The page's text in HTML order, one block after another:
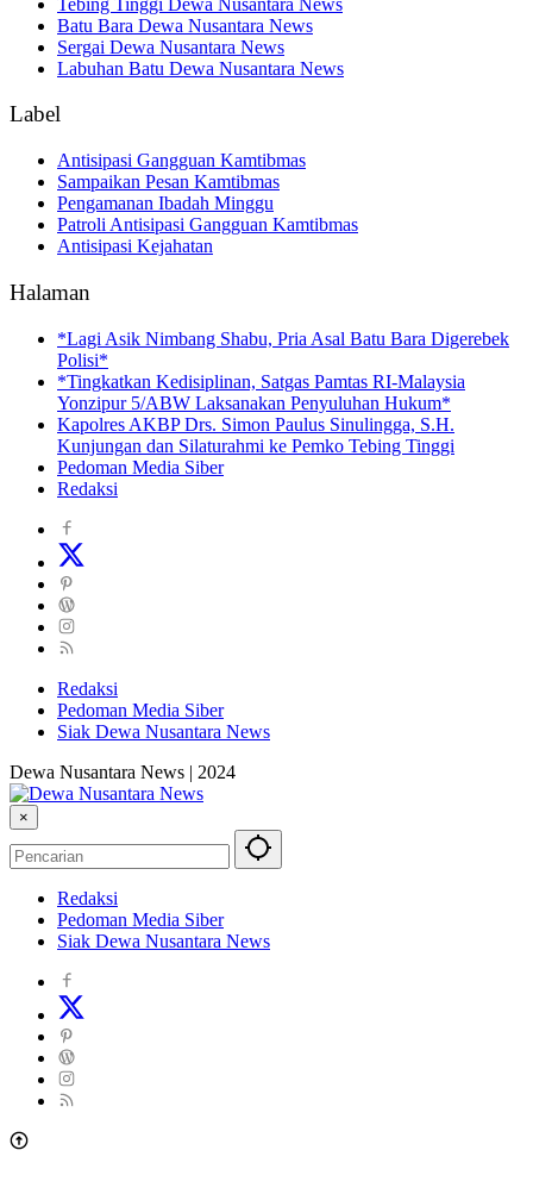
Batu Bara Dewa Nusantara News
Sergai Dewa Nusantara News
Labuhan Batu Dewa Nusantara News
Label
Antisipasi Gangguan Kamtibmas
Sampaikan Pesan Kamtibmas
Pengamanan Ibadah Minggu
Patroli Antisipasi Gangguan Kamtibmas
Antisipasi Kejahatan
Halaman
*Lagi Asik Nimbang Shabu, Pria Asal Batu Bara Digerebek
Polisi*
*Tingkatkan Kedisiplinan, Satgas Pamtas RI-Malaysia
Yonzipur 5/ABW Laksanakan Penyuluhan Hukum*
Kapolres AKBP Drs. Simon Paulus Sinulingga, S.H.
Kunjungan dan Silaturahmi ke Pemko Tebing Tinggi
Pedoman Media Siber
Redaksi
Redaksi
Pedoman Media Siber
Siak Dewa Nusantara News
Dewa Nusantara News | 2024
×
Redaksi
Pedoman Media Siber
Siak Dewa Nusantara News